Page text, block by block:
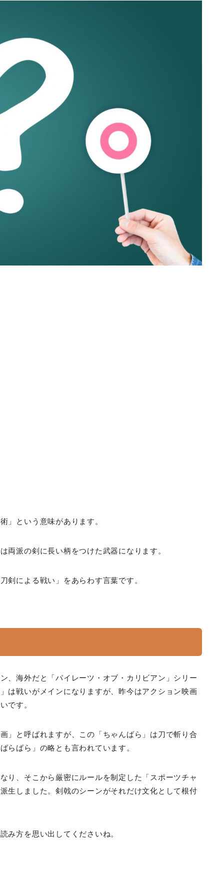
」という意味があります。
両派の剣に長い柄をつけた武器になります。
剣による戦い」をあらわす言葉です。
、海外だと「パイレーツ・オブ・カリビアン」シリー
は戦いがメインになりますが、昨今はアクション映画
です。
」と呼ばれますが、この「ちゃんばら」は刀で斬り合
らばら」の略とも言われています。
り、そこから厳密にルールを制定した「スポーツチャ
生しました。剣戟のシーンがそれだけ文化として根付
み方を思い出してくださいね。